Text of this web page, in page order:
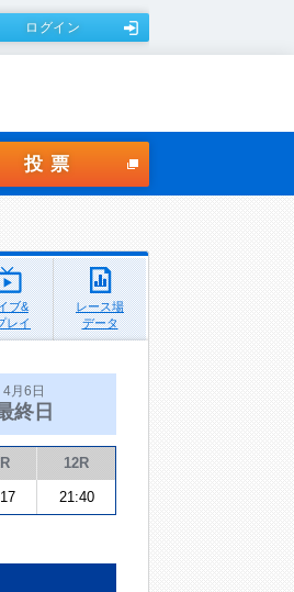
ログイン
投票
ブ&
レイ
レース場
データ
4月6日
終日
12R
21:40